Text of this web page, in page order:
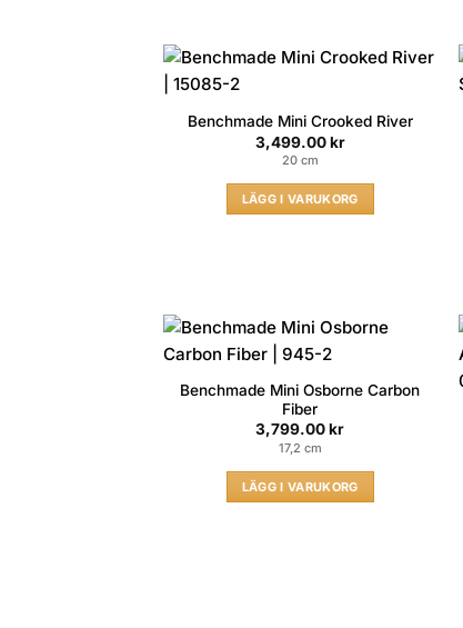
Benchmade Mini Crooked River
3,499.00kr
20 cm
LÄGG I VARUKORG
Benchmade Mini Osborne Carbon
Fiber
3,799.00kr
17,2 cm
LÄGG I VARUKORG